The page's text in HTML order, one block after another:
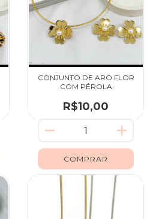
CONJUNTO DE ARO FLOR
COM PÉROLA
R$10,00